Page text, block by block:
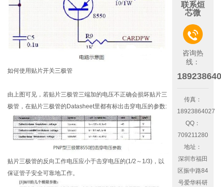
如何使用贴片开关三极管
由上图可见，若贴片三极管三端加的电压不正确会损坏贴片三
极管，在贴片三极管的Datasheet里都有标出击穿电压的参数:
贴片三极管的反向工作电压应小于击穿电压的(1/2～1/3)，以
保证管子安全可靠地工作。
联系烜
芯微

咨询热
线：
传真：
18923864027
QQ：
709211280
地址：
深圳市福田
区振中路84
号爱华科研